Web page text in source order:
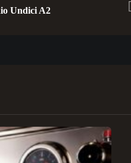
Undici A2